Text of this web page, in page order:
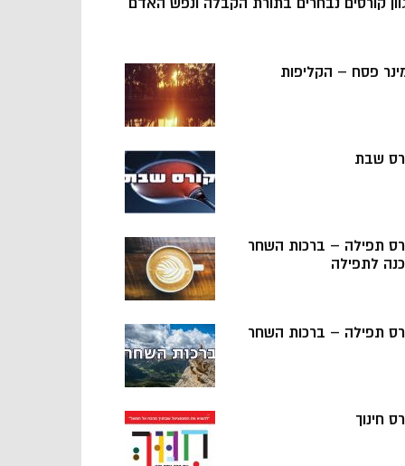
פסח – הקליפות
שבת
תפילה – ברכות השחר
לתפילה
תפילה – ברכות השחר
חינוך